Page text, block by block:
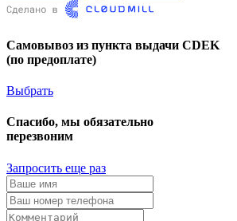
Самовывоз из пункта выдачи CDEK
(по предоплате)
Выбрать
Спасибо, мы обязательно
перезвоним
Запросить еще раз